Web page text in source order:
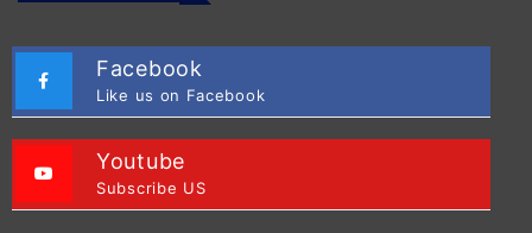
Facebook
Like us on Facebook
Youtube
Subscribe US